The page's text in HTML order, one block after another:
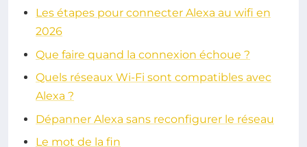
Les étapes pour connecter Alexa au wifi en
2026
Que faire quand la connexion échoue ?
Quels réseaux Wi-Fi sont compatibles avec
Alexa ?
Dépanner Alexa sans reconfigurer le réseau
Le mot de la fin